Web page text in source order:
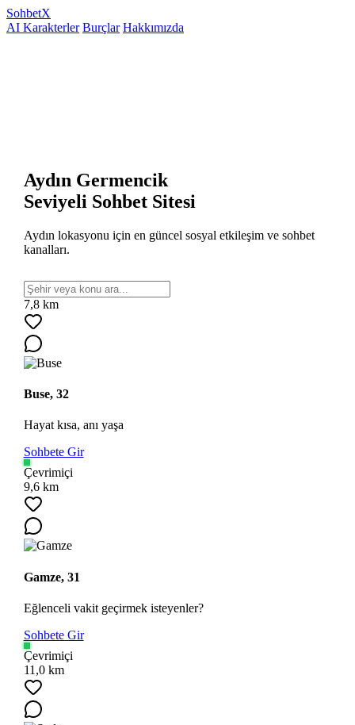
SohbetX
AI Karakterler Burçlar Hakkımızda
Aydın Germencik
Seviyeli Sohbet Sitesi
Aydın lokasyonu için en güncel sosyal etkileşim ve sohbet
kanalları.
7,8 km
Buse, 32
Hayat kısa, anı yaşa
Sohbete Gir
Çevrimiçi
9,6 km
Gamze, 31
Eğlenceli vakit geçirmek isteyenler?
Sohbete Gir
Çevrimiçi
11,0 km